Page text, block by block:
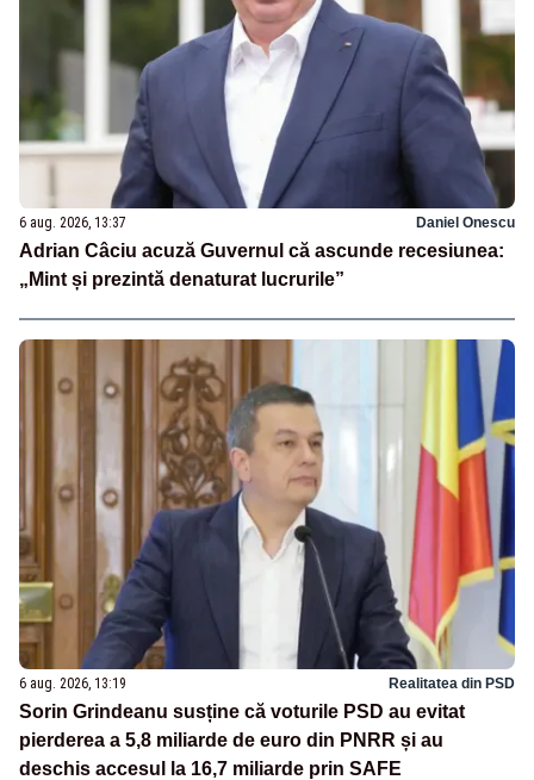
6 aug. 2026, 13:37 Daniel Onescu
Adrian Câciu acuză Guvernul că ascunde recesiunea:
„Mint și prezintă denaturat lucrurile”
6 aug. 2026, 13:19 Realitatea din PSD
Sorin Grindeanu susține că voturile PSD au evitat
pierderea a 5,8 miliarde de euro din PNRR și au
deschis accesul la 16,7 miliarde prin SAFE